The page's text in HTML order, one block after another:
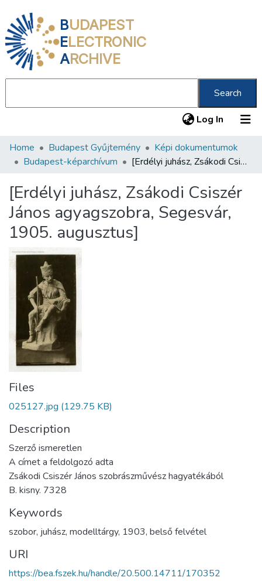
BUDAPEST
ELECTRONIC
ARCHIVE
Search
Log In (current)
Communities & Collections
Statistics
About us
Home Budapest Gyűjtemény
Képi dokumentumok
Budapest-képarchívum
[Erdélyi juhász, Zsákodi Csiszér János agyagszobra, Segesvár, 1905. augusztus]
[Erdélyi juhász, Zsákodi Csiszér
János agyagszobra, Segesvár,
1905. augusztus]
Files
025127.jpg (129.75 KB)
Description
Szerző ismeretlen
A címet a feldolgozó adta
Zsákodi Csiszér János szobrászművész hagyatékából
B. kisny. 7328
Keywords
szobor, juhász, modelltárgy, 1903, belső felvétel
URI
https://bea.fszek.hu/handle/20.500.14711/170352